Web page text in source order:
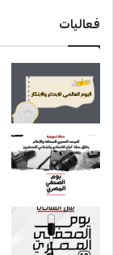
فعاليات